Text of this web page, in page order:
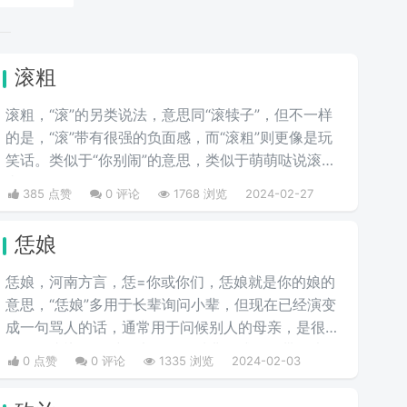
滚粗
滚粗，“滚”的另类说法，意思同“滚犊子”，但不一样
的是，“滚”带有很强的负面感，而“滚粗”则更像是玩
笑话。类似于“你别闹”的意思，类似于萌萌哒说滚粗
385 点赞 0 评论 1768 浏览 2024-02-27
恁娘
恁娘，河南方言，恁=你或你们，恁娘就是你的娘的
意思，“恁娘”多用于长辈询问小辈，但现在已经演变
成一句骂人的话，通常用于问候别人的母亲，是很多
或风趣色彩的称呼方式，尤其是在与同辈朋友的交流
0 点赞 0 评论 1335 浏览 2024-02-03